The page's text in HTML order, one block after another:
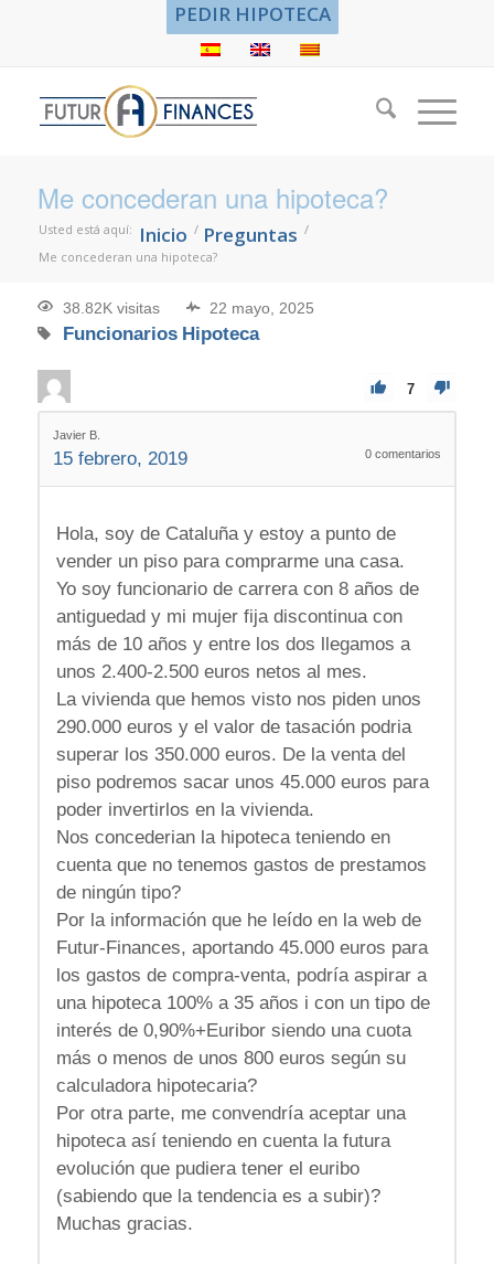
PEDIR HIPOTECA
Me concederan una hipoteca?
Usted está aquí: Inicio / Preguntas /
Me concederan una hipoteca?
38.82K visitas 22 mayo, 2025
Funcionarios Hipoteca
7
Javier B.
15 febrero, 2019 0 comentarios
Hola, soy de Cataluña y estoy a punto de
vender un piso para comprarme una casa.
Yo soy funcionario de carrera con 8 años de
antiguedad y mi mujer fija discontinua con
más de 10 años y entre los dos llegamos a
unos 2.400-2.500 euros netos al mes.
La vivienda que hemos visto nos piden unos
290.000 euros y el valor de tasación podria
superar los 350.000 euros. De la venta del
piso podremos sacar unos 45.000 euros para
poder invertirlos en la vivienda.
Nos concederian la hipoteca teniendo en
cuenta que no tenemos gastos de prestamos
de ningún tipo?
Por la información que he leído en la web de
Futur-Finances, aportando 45.000 euros para
los gastos de compra-venta, podría aspirar a
una hipoteca 100% a 35 años i con un tipo de
interés de 0,90%+Euribor siendo una cuota
más o menos de unos 800 euros según su
calculadora hipotecaria?
Por otra parte, me convendría aceptar una
hipoteca así teniendo en cuenta la futura
evolución que pudiera tener el euribo
(sabiendo que la tendencia es a subir)?
Muchas gracias.